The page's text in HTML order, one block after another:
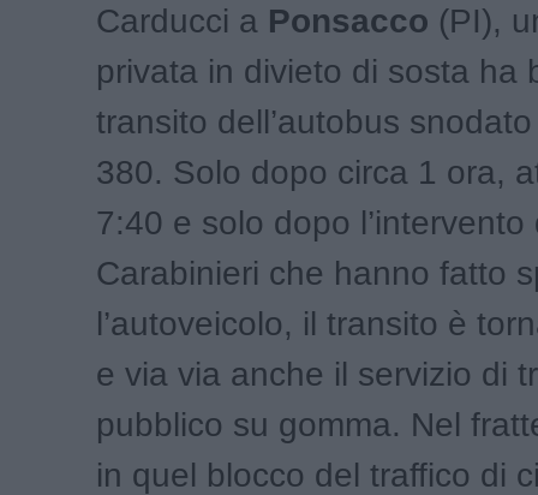
Carducci a Ponsacco (PI),
privata in divieto di sosta ha
transito dell’autobus
380. Solo dopo circa 1 ora,
7:40 e solo dopo l’intervento
Carabinieri che hanno fatto
l’autoveicolo, il transito è
e via via anche il servizio di
pubblico su gomma. Nel
in quel blocco del traffico di